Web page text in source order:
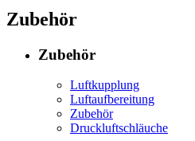
Zubehör
Zubehör
Luftkupplung
Luftaufbereitung
Zubehör
Druckluftschläuche